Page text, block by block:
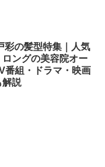
彩の髪型特集｜人気
ングの美容院オー
番組・ドラマ・映画
解説